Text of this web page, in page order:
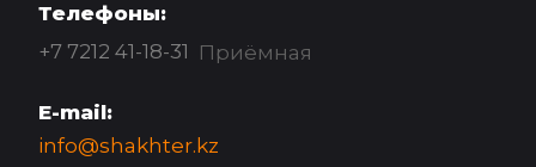
Телефоны:
+7 7212 41-18-31 Приёмная
E-mail:
info@shakhter.kz